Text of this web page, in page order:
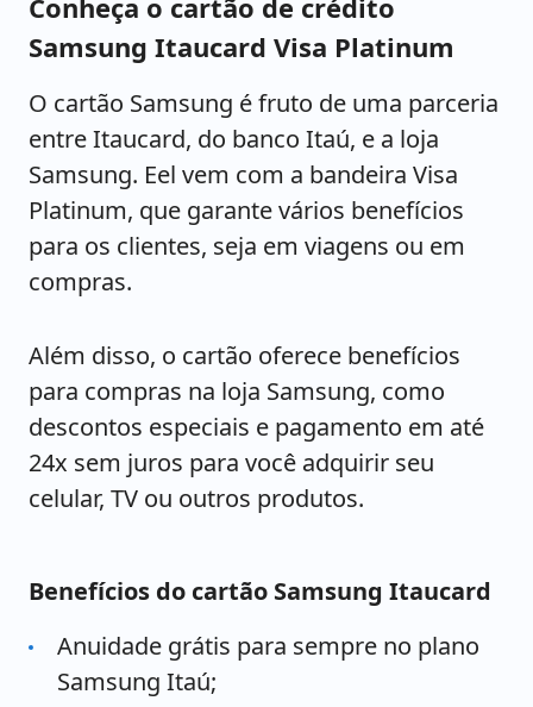
Conheça o cartão de crédito
Samsung Itaucard Visa Platinum
O cartão Samsung é fruto de uma parceria
entre Itaucard, do banco Itaú, e a loja
Samsung. Eel vem com a bandeira Visa
Platinum, que garante vários benefícios
para os clientes, seja em viagens ou em
compras.
Além disso, o cartão oferece benefícios
para compras na loja Samsung, como
descontos especiais e pagamento em até
24x sem juros para você adquirir seu
celular, TV ou outros produtos.
Benefícios do cartão Samsung Itaucard
Anuidade grátis para sempre no plano
Samsung Itaú;